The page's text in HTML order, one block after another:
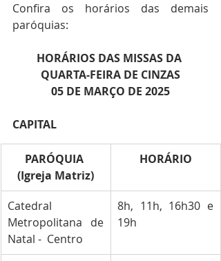
Confira os horários das demais
paróquias:
HORÁRIOS DAS MISSAS DA
QUARTA-FEIRA DE CINZAS
05 DE MARÇO DE 2025
CAPITAL
PARÓQUIA
(Igreja Matriz)
HORÁRIO
Catedral
Metropolitana de
Natal -  Centro
8h, 11h, 16h30 e
19h